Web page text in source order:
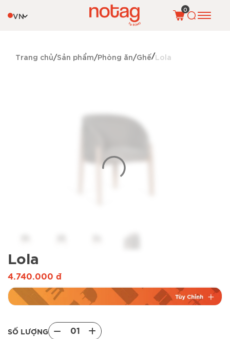
VN
0
Trang chủ Sản phẩm Phòng ăn Ghế Lola
Lola
4.740.000 đ
SỐ LƯỢNG 01